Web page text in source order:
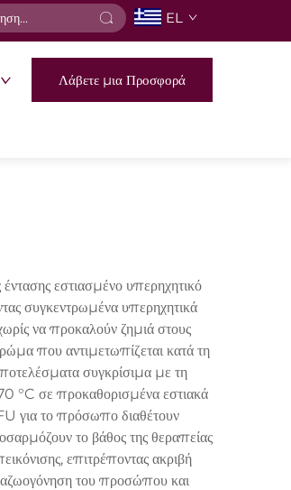
EL
Λάβετε μια Προσφορά
εστιασμένο υπερηχητικό
συγκεντρωμένα υπερηχητικά
να προκαλούν ζημιά στους
που αντιμετωπίζεται κατά τη
συγκρίσιμα με τη
°C σε προκαθορισμένα εστιακά
για το πρόσωπο διαθέτουν
το βάθος της θεραπείας
επιτρέποντας ακριβή
του προσώπου και